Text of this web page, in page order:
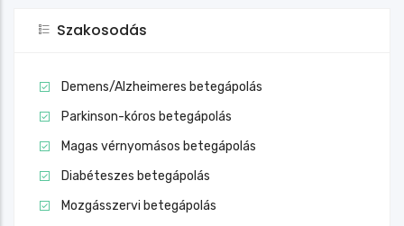
Szakosodás
Demens/Alzheimeres betegápolás
Parkinson-kóros betegápolás
Magas vérnyomásos betegápolás
Diabéteszes betegápolás
Mozgásszervi betegápolás